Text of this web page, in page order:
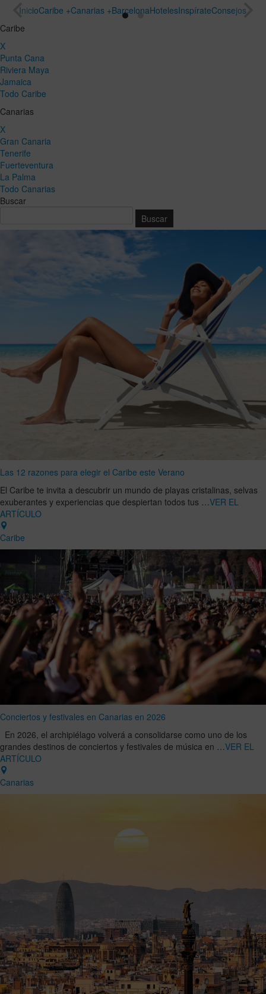
InicioCaribe +Canarias +BarcelonaHotelesInspírateConsejos
Caribe
X
Punta Cana
Riviera Maya
Jamaica
Todo Caribe
Canarias
X
Gran Canaria
Tenerife
Fuerteventura
La Palma
Todo Canarias
Buscar
Las 12 razones para elegir el Caribe este Verano
El Caribe te invita a descubrir un mundo de playas cristalinas, selvas
exuberantes y experiencias que despiertan todos tus …VER EL
ARTÍCULO
Caribe
Conciertos y festivales en Canarias en 2026
En 2026, el archipiélago volverá a consolidarse como uno de los
grandes destinos de conciertos y festivales de música en …VER EL
ARTÍCULO
Canarias